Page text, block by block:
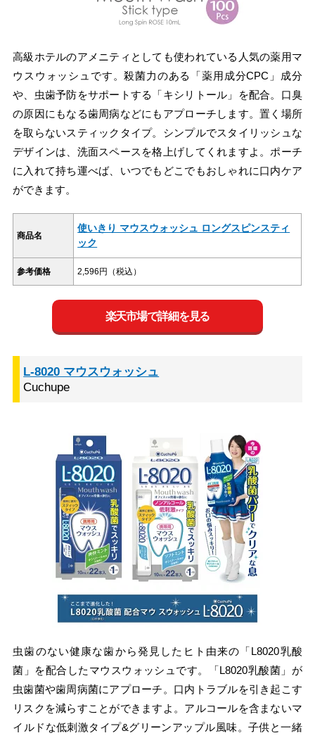
高級ホテルのアメニティとしても使われている人気の薬用マ
ウスウォッシュです。殺菌力のある「薬用成分CPC」成分
や、虫歯予防をサポートする「キシリトール」を配合。口臭
の原因にもなる歯周病などにもアプローチします。置く場所
を取らないスティックタイプ。シンプルでスタイリッシュな
デザインは、洗面スペースを格上げしてくれますよ。ポーチ
に入れて持ち運べば、いつでもどこでもおしゃれに口内ケア
ができます。
商品名
使いきり マウスウォッシュ ロングスピンスティ
ック
参考価格 2,596円（税込）
楽天市場で詳細を見る
L-8020 マウスウォッシュ
Cuchupe
虫歯のない健康な歯から発見したヒト由来の「L8020乳酸
菌」を配合したマウスウォッシュです。「L8020乳酸菌」が
虫歯菌や歯周病菌にアプローチ。口内トラブルを引き起こす
リスクを減らすことができますよ。アルコールを含まないマ
イルドな低刺激タイプ&グリーンアップル風味。子供と一緒